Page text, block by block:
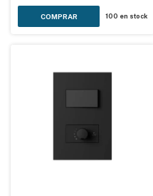
100 en stock